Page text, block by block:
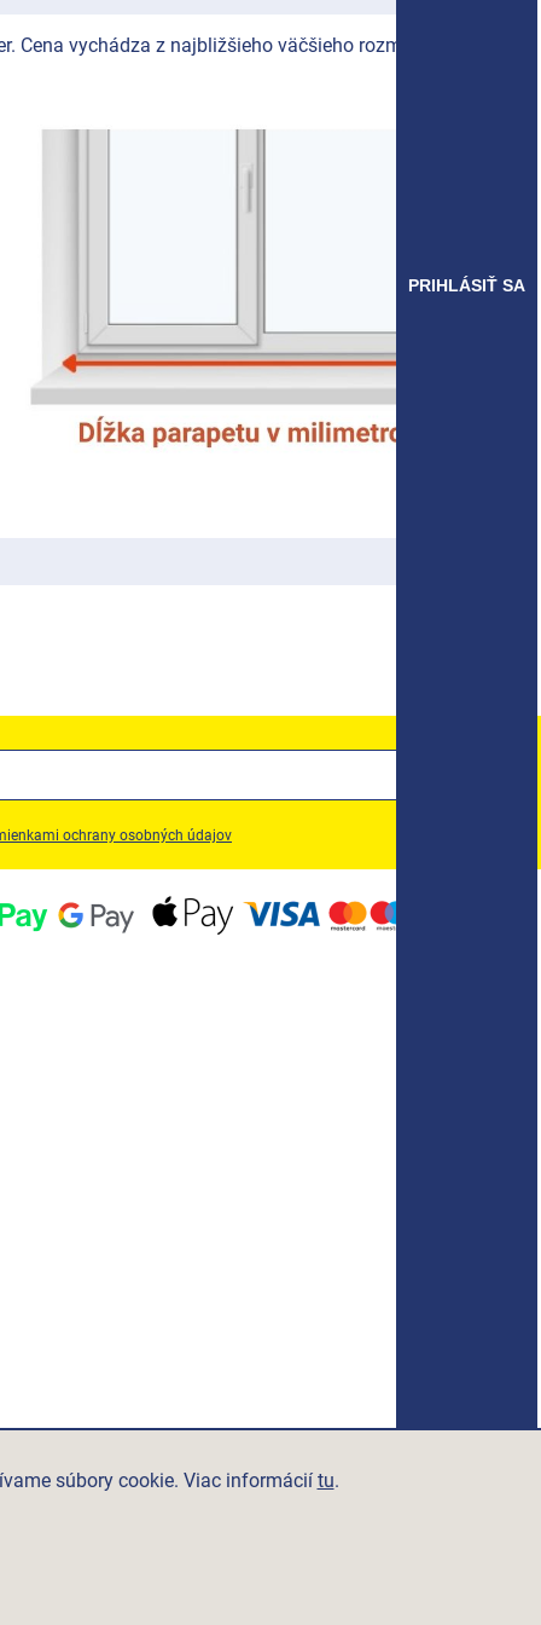
súbory cookie. Viac informácií tu.
vychádza z najbližšieho väčšieho rozmeru.
ochrany osobných údajov
PRIHLÁSIŤ SA